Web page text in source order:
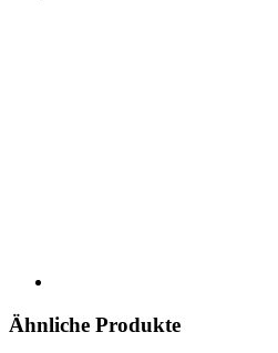
Ähnliche Produkte